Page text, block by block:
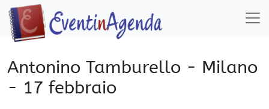
Antonino Tamburello - Milano
- 17 febbraio